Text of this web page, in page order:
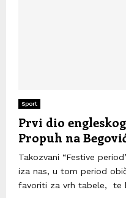
Sport
Prvi dio
Propuh na
Takozvani “Festive
iza nas, u tom period
favoriti za vrh tabele, te